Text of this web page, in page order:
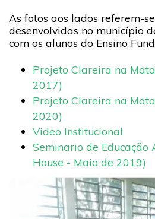
As fotos aos lados referem-
desenvolvidas no município
com os alunos do Ensino
Projeto Clareira na
2017)
Projeto Clareira na
2020)
Video Institucional
Seminario de Educação
House - Maio de 2019)